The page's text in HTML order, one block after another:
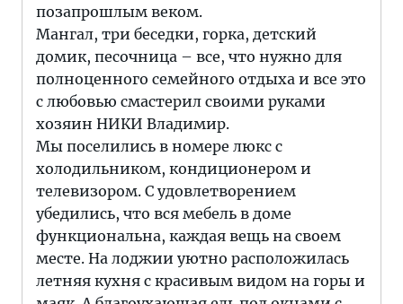
позапрошлым веком.
Мангал, три беседки, горка, детский
домик, песочница – все, что нужно для
полноценного семейного отдыха и все это
с любовью смастерил своими руками
хозяин НИКИ Владимир.
Мы поселились в номере люкс с
холодильником, кондиционером и
телевизором. С удовлетворением
убедились, что вся мебель в доме
функциональна, каждая вещь на своем
месте. На лоджии уютно расположилась
летняя кухня с красивым видом на горы и